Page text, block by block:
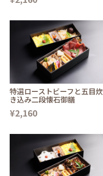
特選ローストビーフと五目炊
き込み二段懐石御膳
¥2,160